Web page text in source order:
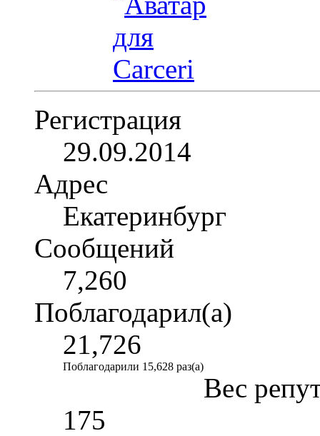
Регистрация
29.09.2014
Адрес
Екатеринбург
Сообщений
7,260
Поблагодарил(а)
21,726
Поблагодарили 15,628 раз(а)
Вес
175